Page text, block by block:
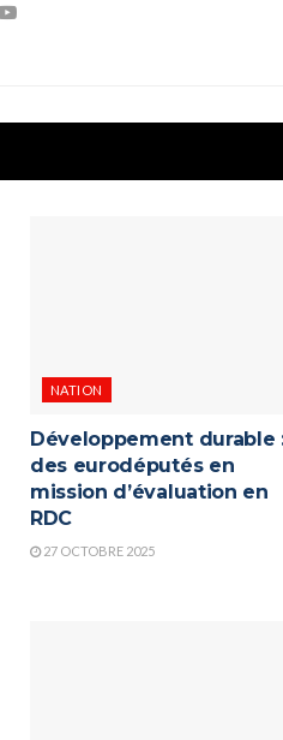
NATION
Développement durable
des eurodéputés en
mission d’évaluation en
RDC
27 OCTOBRE 2025